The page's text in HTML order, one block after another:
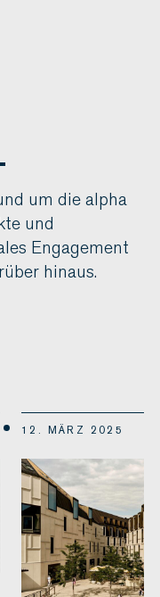
um die alpha
und
Engagement
hinaus.
12. MÄRZ 2025